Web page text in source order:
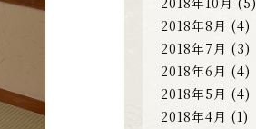
2018年8月 (4)
2018年7月 (3)
2018年6月 (4)
2018年5月 (4)
2018年4月 (1)